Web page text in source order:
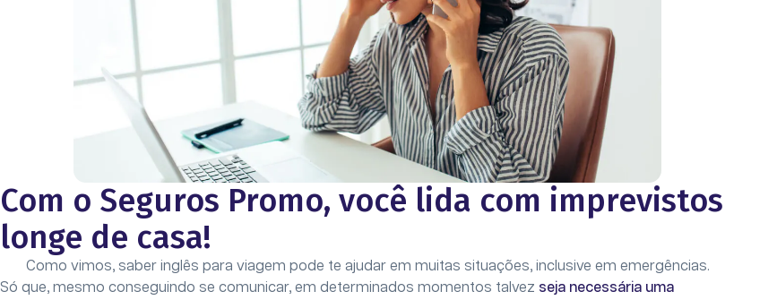
Com o Seguros Promo, você lida com imprevistos
longe de casa!
Como vimos, saber inglês para viagem pode te ajudar em muitas situações, inclusive em emergências.
Só que, mesmo conseguindo se comunicar, em determinados momentos talvez seja necessária uma